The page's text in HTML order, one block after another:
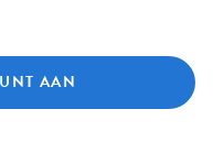
AAN